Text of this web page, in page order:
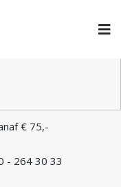
€ 75,-
- 264 30 33